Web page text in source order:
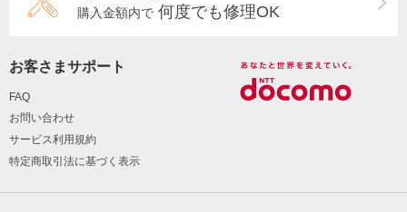
購入金額内で 何度でも修理OK
お客さまサポート
FAQ
お問い合わせ
サービス利用規約
特定商取引法に基づく表示